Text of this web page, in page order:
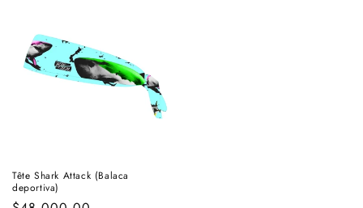
Tête Shark Attack (Balaca
deportiva)